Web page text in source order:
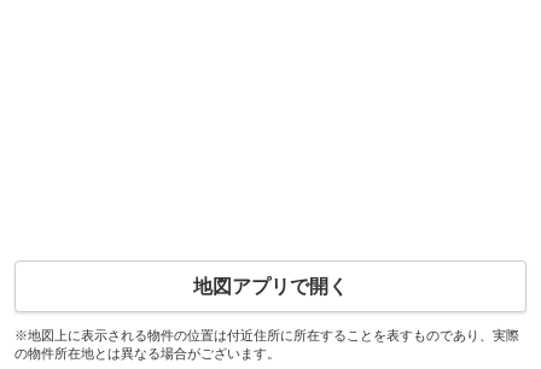
地図アプリで開く
※地図上に表示される物件の位置は付近住所に所在することを表すものであり、実際
の物件所在地とは異なる場合がございます。